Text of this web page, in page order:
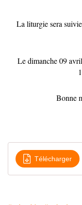
La liturgie sera
Le dimanche 09
Bonne
Télécharger